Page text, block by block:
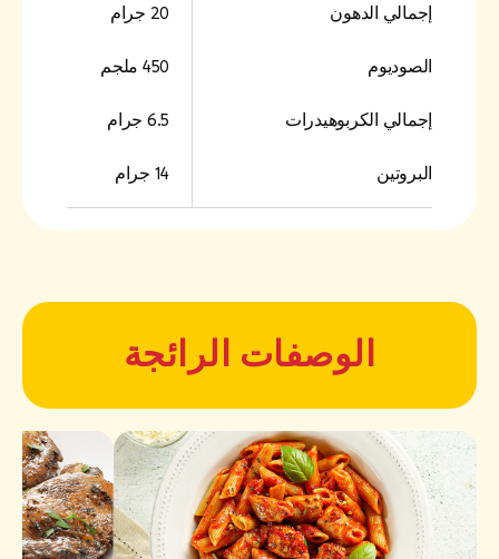
إجمالي الدهون 20 جرام
الصوديوم 450 ملجم
إجمالي الكربوهيدرات 6.5 جرام
البروتين 14 جرام
الوصفات الرائجة